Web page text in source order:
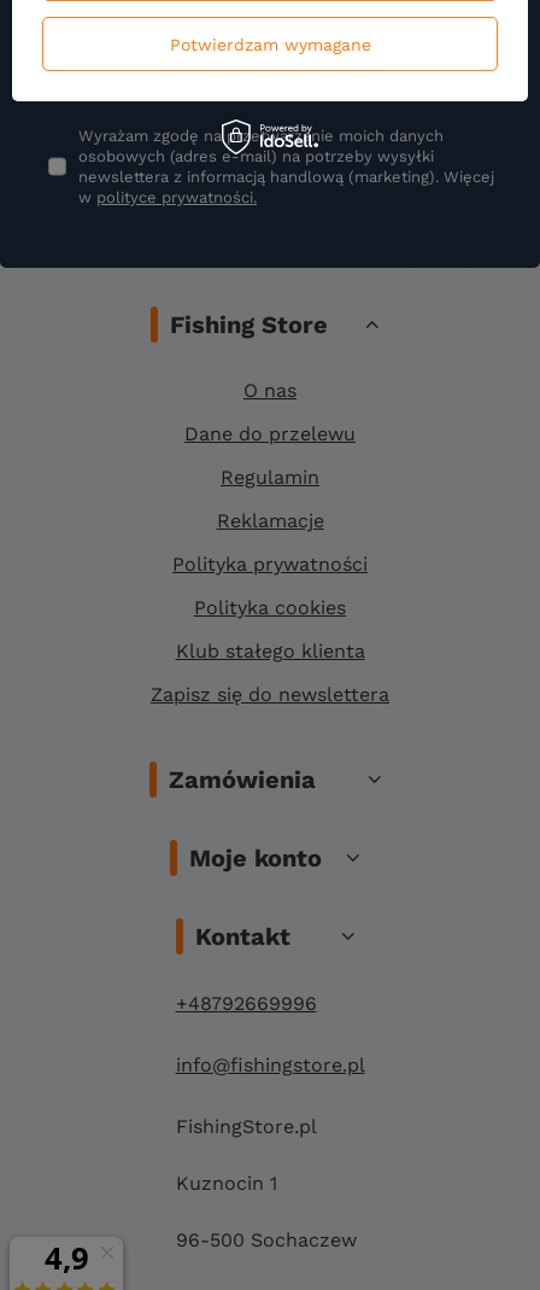
Podaj swój adres e-mail
Wyrażam zgodę na przetwarzanie moich danych
osobowych (adres e-mail) na potrzeby wysyłki
newslettera z informacją handlową (marketing). Więcej
w polityce prywatności.
Fishing Store
O nas
Dane do przelewu
Regulamin
Reklamacje
Polityka prywatności
Polityka cookies
Klub stałego klienta
Zapisz się do newslettera
Zamówienia
Moje konto
Kontakt
+48792669996
info@fishingstore.pl
FishingStore.pl
Kuznocin 1
96-500 Sochaczew
Potwierdzam wymagane